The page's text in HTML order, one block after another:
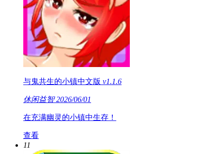
与鬼共生的小镇中文版 v1.1.6
休闲益智2026/06/01
在充满幽灵的小镇中生存！
查看
11